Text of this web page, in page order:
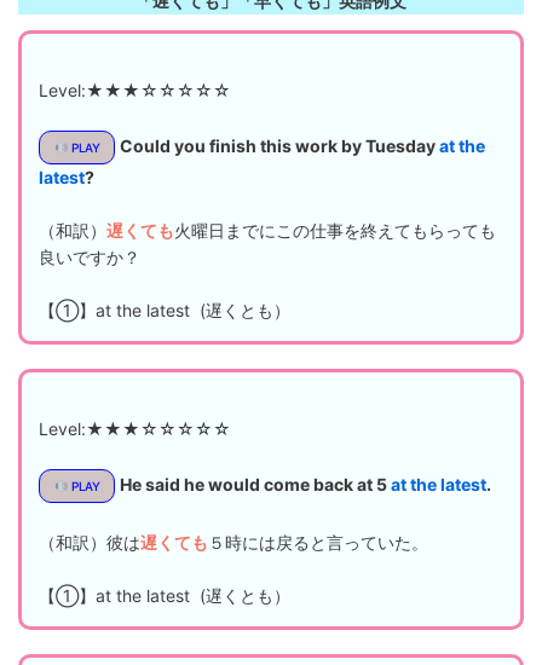
Level:★★★☆☆☆☆☆
PLAY Could you finish this work by Tuesdayat the
latest?
（和訳） 遅くても火曜日までにこの仕事を終えてもらっても
良いですか？
【①】at the latest (遅くとも）
Level:★★★☆☆☆☆☆
PLAY He said he would come back at 5at the latest.
（和訳）彼は遅くても ５時には戻ると言っていた。
【①】at the latest (遅くとも）